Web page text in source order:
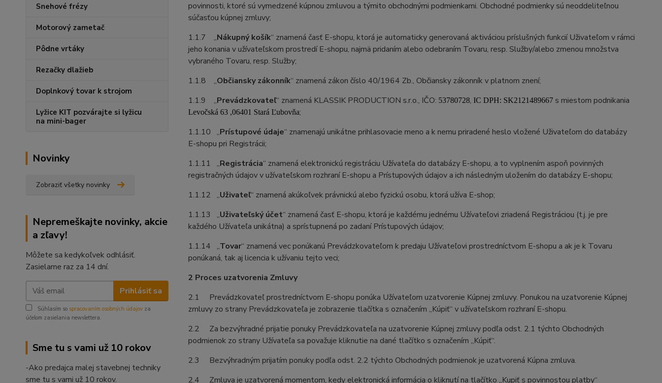
Snehové frézy
Motorový zametač
Pôdne vrtáky
Rezačky dlažieb
Doplnkový tovar k strojom
Lyžice KIT pozvárajte si lyžicu
na mini-bager
Novinky
Zobraziť všetky novinky
Nepremeškajte novinky, akcie
a zľavy!
Môžete sa kedykoľvek odhlásiť.
Zasielame raz za 14 dní.
Prihlásiť sa
Súhlasím so spracovaním osobných údajov za
účelom zasielania newslettera.
Sme tu s vami už 10 rokov
-Ako predajca malej stavebnej techniky
sme tu s vami už 10 rokov.
povinnosti, ktoré sú vymedzené kúpnou zmluvou a týmito obchodnými podmienkami. Obchodné podmienky sú neoddeliteľnou
súčasťou kúpnej zmluvy;
1.1.7 „Nákupný košík“ znamená časť E-shopu, ktorá je automaticky generovaná aktiváciou príslušných funkcií Uživateľom v rámci
jeho konania v užívateľskom prostredí E-shopu, najmä pridaním alebo odebraním Tovaru, resp. Služby/alebo zmenou množstva
vybraného Tovaru, resp. Služby;
1.1.8 „Občiansky zákonník“ znamená zákon číslo 40/1964 Zb., Občiansky zákonník v platnom znení;
1.1.9 „Prevádzkovateľ“ znamená KLASSIK PRODUCTION s.r.o., IČO: 53780728, IC DPH: SK2121489667s miestom podnikania
Levočská 63 ,06401 Stará Ľubovňa;
1.1.10 „Prístupové údaje“ znamenajú unikátne prihlasovacie meno a k nemu priradené heslo vložené Uživateľom do databázy
E-shopu pri Registrácii;
1.1.11 „Registrácia“ znamená elektronickú registráciu Užívateľa do databázy E-shopu, a to vyplnením aspoň povinných
registračných údajov v užívateľskom rozhraní E-shopu a Prístupových údajov a ich následným uložením do databázy E-shopu;
1.1.12 „Uživateľ“ znamená akúkoľvek právnickú alebo fyzickú osobu, ktorá užíva E-shop;
1.1.13 „Uživateľský účet“ znamená časť E-shopu, ktorá je každému jednému Užívateľovi zriadená Registráciou (t.j. je pre
každého Užívateľa unikátna) a sprístupnená po zadaní Prístupových údajov;
1.1.14 „Tovar“ znamená vec ponúkanú Prevádzkovateľom k predaju Užívateľovi prostredníctvom E-shopu a ak je k Tovaru
ponúkaná, tak aj licencia k užívaniu tejto veci;
2 Proces uzatvorenia Zmluvy
2.1 Prevádzkovateľ prostredníctvom E-shopu ponúka Užívateľom uzatvorenie Kúpnej zmluvy. Ponukou na uzatvorenie Kúpnej
zmluvy zo strany Prevádzkovateľa je zobrazenie tlačítka s označením „Kúpiť“ v užívateľskom rozhraní E-shopu.
2.2 Za bezvýhradné prijatie ponuky Prevádzkovateľa na uzatvorenie Kúpnej zmluvy podľa odst. 2.1 týchto Obchodných
podmienok zo strany Užívateľa sa považuje kliknutie na dané tlačítko s označením „Kúpiť“.
2.3 Bezvýhradným prijatím ponuky podľa odst. 2.2 týchto Obchodných podmienok je uzatvorená Kúpna zmluva.
2.4 Zmluva je uzatvorená momentom, kedy elektronická informácia o kliknutí na tlačítko „Kupiť s povinnostou platby“